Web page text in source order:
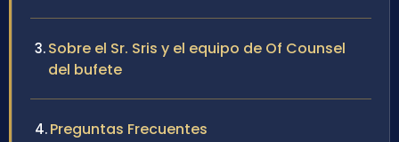
Sobre el Sr. Sris y el equipo de Of Counsel
del bufete
Preguntas Frecuentes